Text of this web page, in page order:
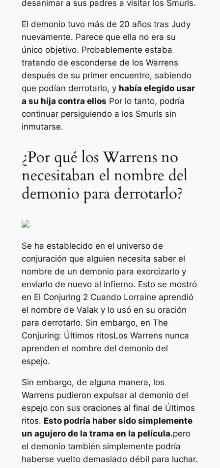
desanimar a sus padres a visitar los Smurls.
El demonio tuvo más de 20 años tras Judy
nuevamente. Parece que ella no era su
único objetivo. Probablemente estaba
tratando de esconderse de los Warrens
después de su primer encuentro, sabiendo
que podían derrotarlo, y había elegido usar
a su hija contra ellos Por lo tanto, podría
continuar persiguiendo a los Smurls sin
inmutarse.
¿Por qué los Warrens no
necesitaban el nombre del
demonio para derrotarlo?
Se ha establecido en el universo de
conjuración que alguien necesita saber el
nombre de un demonio para exorcizarlo y
enviarlo de nuevo al infierno. Esto se mostró
en El Conjuring 2 Cuando Lorraine aprendió
el nombre de Valak y lo usó en su oración
para derrotarlo. Sin embargo, en The
Conjuring: Últimos ritosLos Warrens nunca
aprenden el nombre del demonio del
espejo.
Sin embargo, de alguna manera, los
Warrens pudieron expulsar al demonio del
espejo con sus oraciones al final de Últimos
ritos. Esto podría haber sido simplemente
un agujero de la trama en la película.pero
el demonio también simplemente podría
haberse vuelto demasiado débil para luchar.